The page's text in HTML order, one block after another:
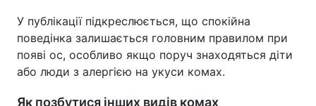
У публікації підкреслюється, що спокійна
поведінка залишається головним правилом при
появі ос, особливо якщо поруч знаходяться діти
або люди з алергією на укуси комах.
Як позбутися інших видів комах